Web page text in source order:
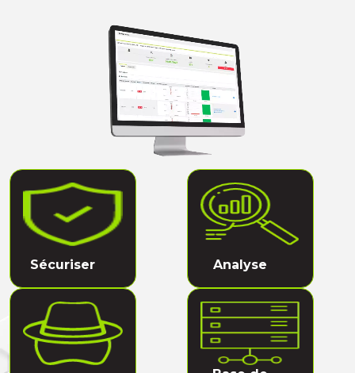
Sécuriser Analyse